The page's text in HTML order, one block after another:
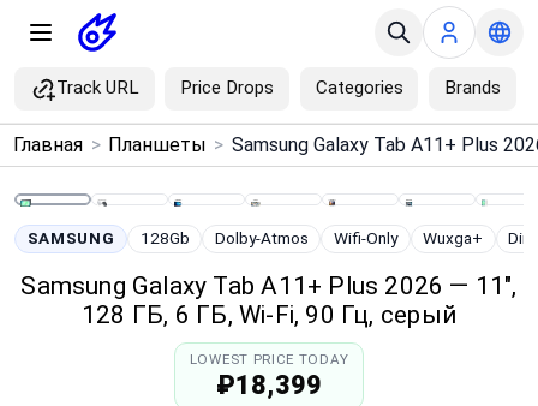
Track URL Price Drops Categories Brands
Menu ×
Home
Search
Главная > Планшеты >
SAMSUNG 128Gb Dolby-Atmos Wifi-Only Wuxga+
Samsung Galaxy Tab A11+ Plus 2026 — 11",
128 ГБ, 6 ГБ, Wi‑Fi, 90 Гц, серый
LOWEST PRICE TODAY
₽18,399